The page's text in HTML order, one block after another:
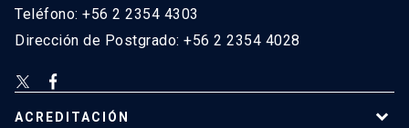
Teléfono: +56 2 2354 4303
Dirección de Postgrado: +56 2 2354 4028
ACREDITACIÓN